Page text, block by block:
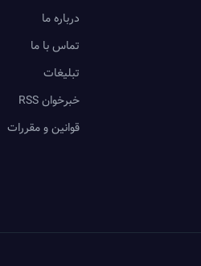
درباره ما
تماس با ما
تبلیغات
خبرخوان RSS
قوانین و مقررات